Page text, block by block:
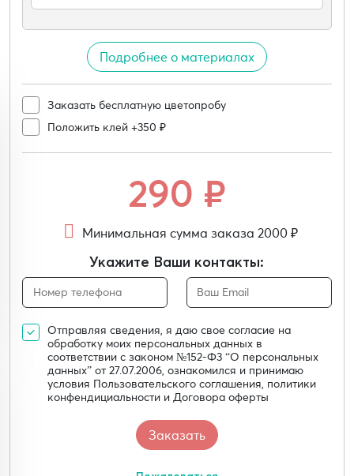
Подробнее о материалах
Заказать бесплатную цветопробу
Положить клей +350 ₽
290 ₽
Минимальная сумма заказа 2000 ₽
Укажите Ваши контакты:
Отправляя сведения, я даю свое согласие на
обработку моих персональных данных в
соответствии с законом №152-Ф3 “О персональных
данных” от 27.07.2006, ознакомился и принимаю
условия Пользовательского соглашения, политики
конфендициальности и Договора оферты